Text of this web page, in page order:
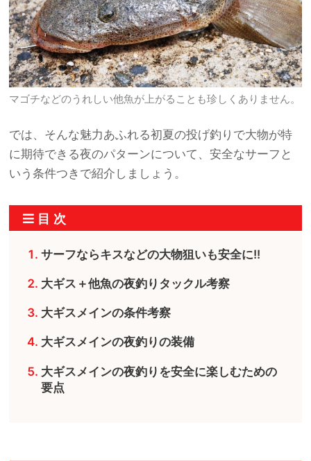
マゴチなどのうれしい他魚が上がることも珍しくありません。
では、そんな魅力あふれる初夏の投げ釣りで大物が特
に期待できる夜のパターンについて、安全なサーフと
いう条件つきで紹介しましょう。
サーフならキスなどの大物狙いも安全に!!
大ギス＋他魚の夜釣りタックル考察
大ギスメインの条件考察
大ギスメインの夜釣りの装備
大ギスメインの夜釣りを安全に楽しむための
要点